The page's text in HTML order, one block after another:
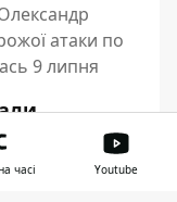
атаки по
9 липня
займання
часі Youtube